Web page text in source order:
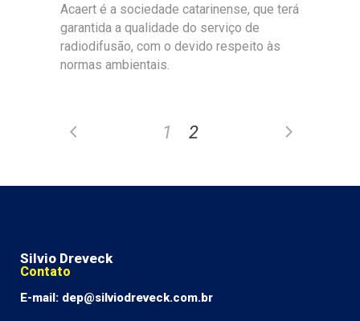
Acaert é a sociedade catarinense, que terá
garantida a qualidade do serviço de
radiodifusão, com o devido respeito às
normas ambientais.
1 2
Silvio Dreveck
Contato
E-mail: dep@silviodreveck.com.br